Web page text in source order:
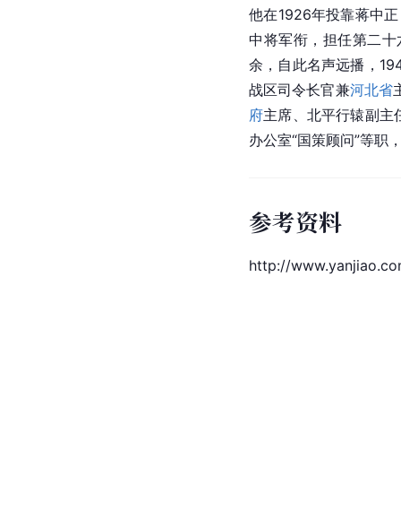
他在1926年投靠蒋中
中将军衔，担任第二十
余，自此名声远播，
战区司令长官兼河北省
府主席、北平行辕副主
办公室“国策顾问”等职
参考资料
http://